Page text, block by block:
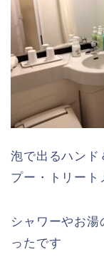
泡で出るハンド
プー・トリート
シャワーやお
ったです